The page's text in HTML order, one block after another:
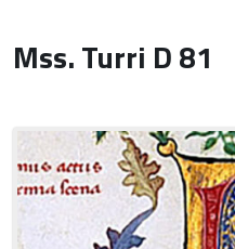
Mss. Turri D 81